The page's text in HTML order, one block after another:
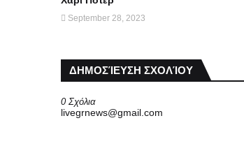
September 28, 2023
ΔΗΜΟΣΊΕΥΣΗ ΣΧΟΛΊΟΥ
0 Σχόλια
livegrnews@gmail.com